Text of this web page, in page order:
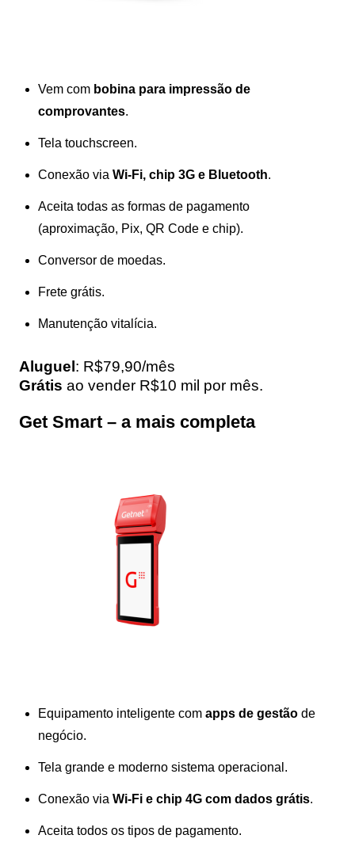
Vem com bobina para impressão de
comprovantes.
Tela touchscreen.
Conexão via Wi-Fi, chip 3G e Bluetooth.
Aceita todas as formas de pagamento
(aproximação, Pix, QR Code e chip).
Conversor de moedas.
Frete grátis.
Manutenção vitalícia.
Aluguel: R$79,90/mês
Grátis ao vender R$10 mil por mês.
Get Smart – a mais completa
Equipamento inteligente com apps de gestão de
negócio.
Tela grande e moderno sistema operacional.
Conexão via Wi-Fi e chip 4G com dados grátis.
Aceita todos os tipos de pagamento.